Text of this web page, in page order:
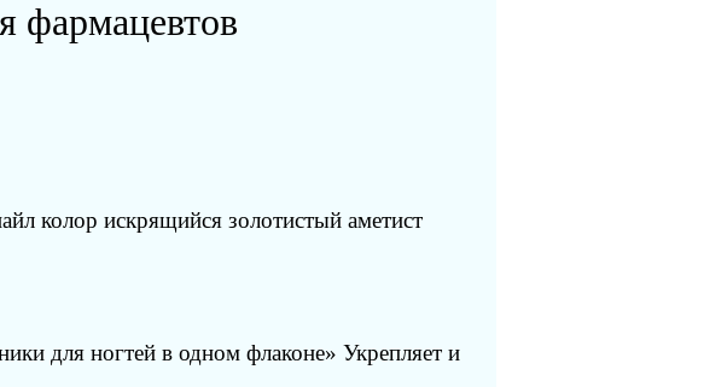
фармацевтов
колор искрящийся золотистый аметист
для ногтей в одном флаконе» Укрепляет и